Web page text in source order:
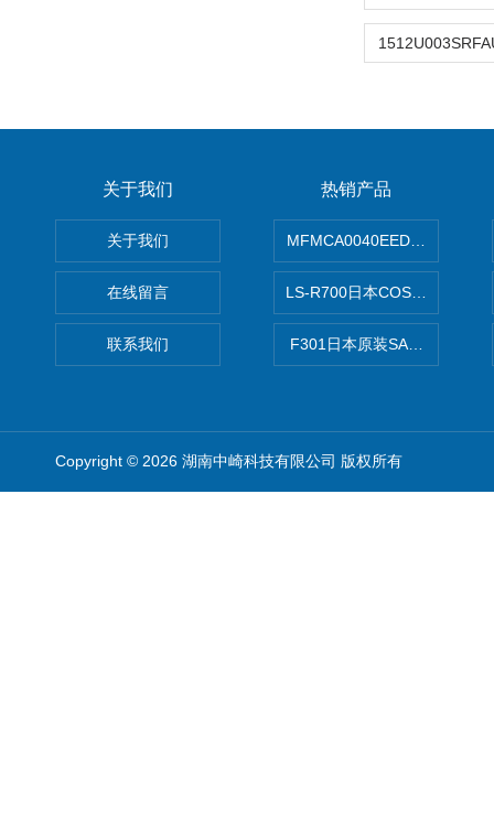
关于我们
关于我们
在线留言
联系我们
热销产品
MFMCA0040EED-H日本
LS-R700日本COSMO科斯莫
F301日本原装SANAI三爱旋
Copyright © 2026 湖南中崎科技有限公司 版权所有